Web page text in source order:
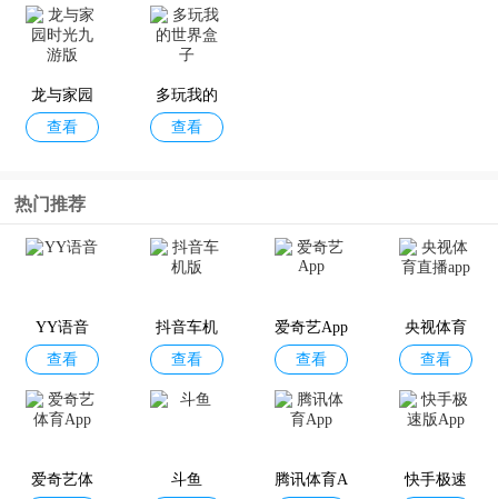
龙与家园
时光九游
查看
多玩我的
世界盒子
查看
热门推荐
YY语音
查看
抖音车机
版
查看
爱奇艺App
查看
央视体育
直播app
查看
爱奇艺体
斗鱼
腾讯体育A
快手极速